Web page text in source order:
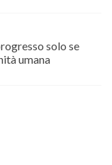
solo se
umana